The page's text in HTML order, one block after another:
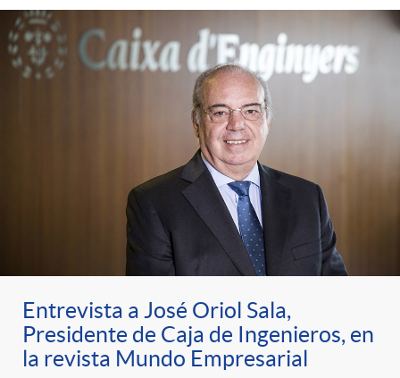
Entrevista a José Oriol Sala,
Presidente de Caja de Ingenieros, en
la revista Mundo Empresarial